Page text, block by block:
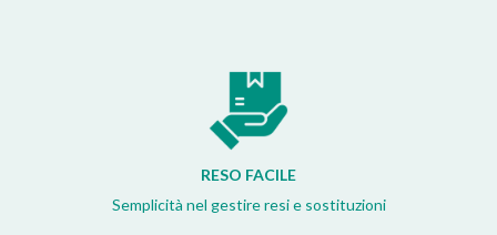
RESO FACILE
Semplicità nel gestire resi e sostituzioni